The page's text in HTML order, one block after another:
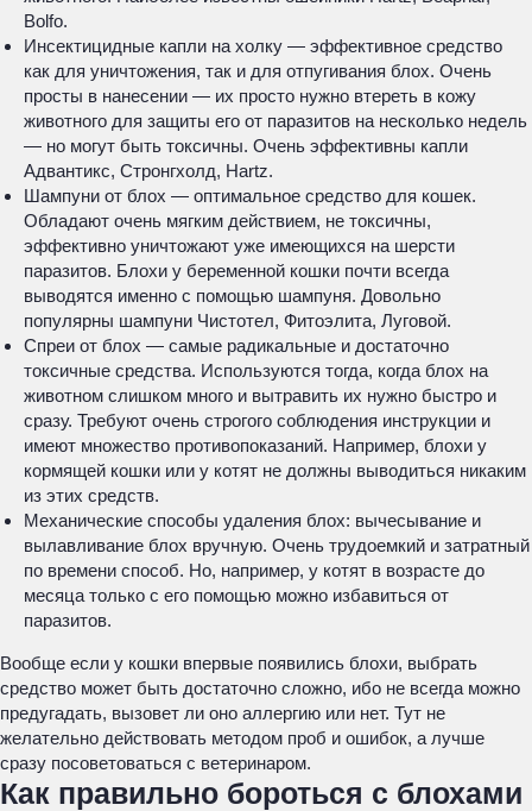
Bolfo.
Инсектицидные капли на холку — эффективное средство
как для уничтожения, так и для отпугивания блох. Очень
просты в нанесении — их просто нужно втереть в кожу
животного для защиты его от паразитов на несколько недель
— но могут быть токсичны. Очень эффективны капли
Адвантикс, Стронгхолд, Hartz.
Шампуни от блох — оптимальное средство для кошек.
Обладают очень мягким действием, не токсичны,
эффективно уничтожают уже имеющихся на шерсти
паразитов. Блохи у беременной кошки почти всегда
выводятся именно с помощью шампуня. Довольно
популярны шампуни Чистотел, Фитоэлита, Луговой.
Спреи от блох — самые радикальные и достаточно
токсичные средства. Используются тогда, когда блох на
животном слишком много и вытравить их нужно быстро и
сразу. Требуют очень строгого соблюдения инструкции и
имеют множество противопоказаний. Например, блохи у
кормящей кошки или у котят не должны выводиться никаким
из этих средств.
Механические способы удаления блох: вычесывание и
вылавливание блох вручную. Очень трудоемкий и затратный
по времени способ. Но, например, у котят в возрасте до
месяца только с его помощью можно избавиться от
паразитов.
Вообще если у кошки впервые появились блохи, выбрать
средство может быть достаточно сложно, ибо не всегда можно
предугадать, вызовет ли оно аллергию или нет. Тут не
желательно действовать методом проб и ошибок, а лучше
сразу посоветоваться с ветеринаром.
Как правильно бороться с блохами